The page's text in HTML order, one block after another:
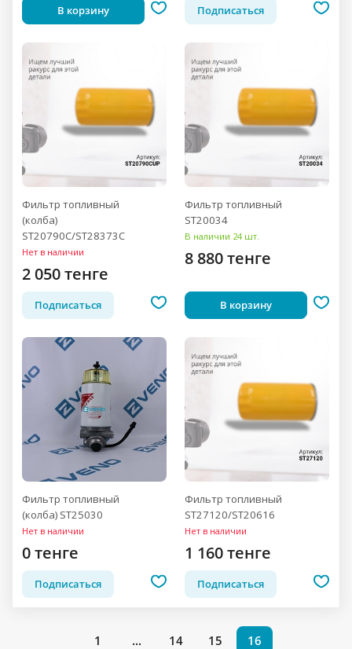
В корзину Подписаться
Фильтр топливный
(колба)
ST20790C/ST28373C
Нет в наличии
2 050 тенге
Подписаться
Фильтр топливный
ST20034
В наличии 24 шт.
8 880 тенге
В корзину
Фильтр топливный
(колба) ST25030
Нет в наличии
0 тенге
Подписаться
Фильтр топливный
ST27120/ST20616
Нет в наличии
1 160 тенге
Подписаться
1 ... 14 15 16